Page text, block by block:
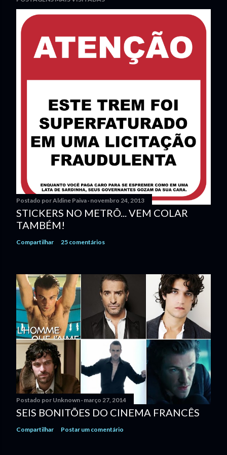
Postado porAldine Paiva novembro 24, 2013
STICKERS NO METRÔ... VEM COLAR
TAMBÉM!
Compartilhar 25 comentários
Postado por Unknown março 27, 2014
SEIS BONITÕES DO CINEMA FRANCÊS
Compartilhar Postar um comentário